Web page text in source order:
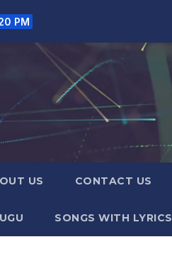
PM
US CONTACT US
SONGS WITH LYRICS